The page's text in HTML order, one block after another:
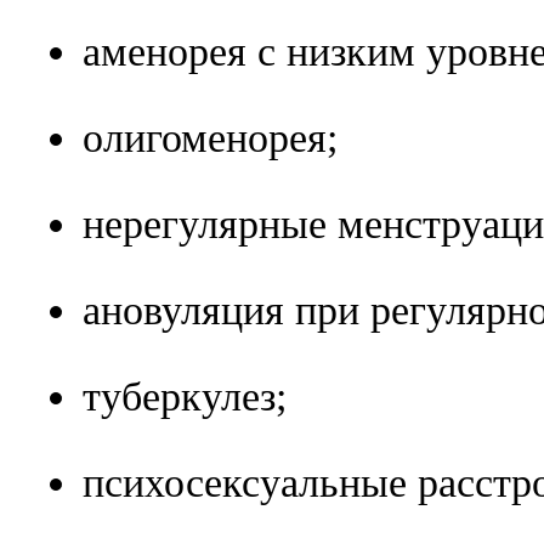
аменорея с низким
олигоменорея;
нерегулярные
ановуляция при
туберкулез;
психосексуальные